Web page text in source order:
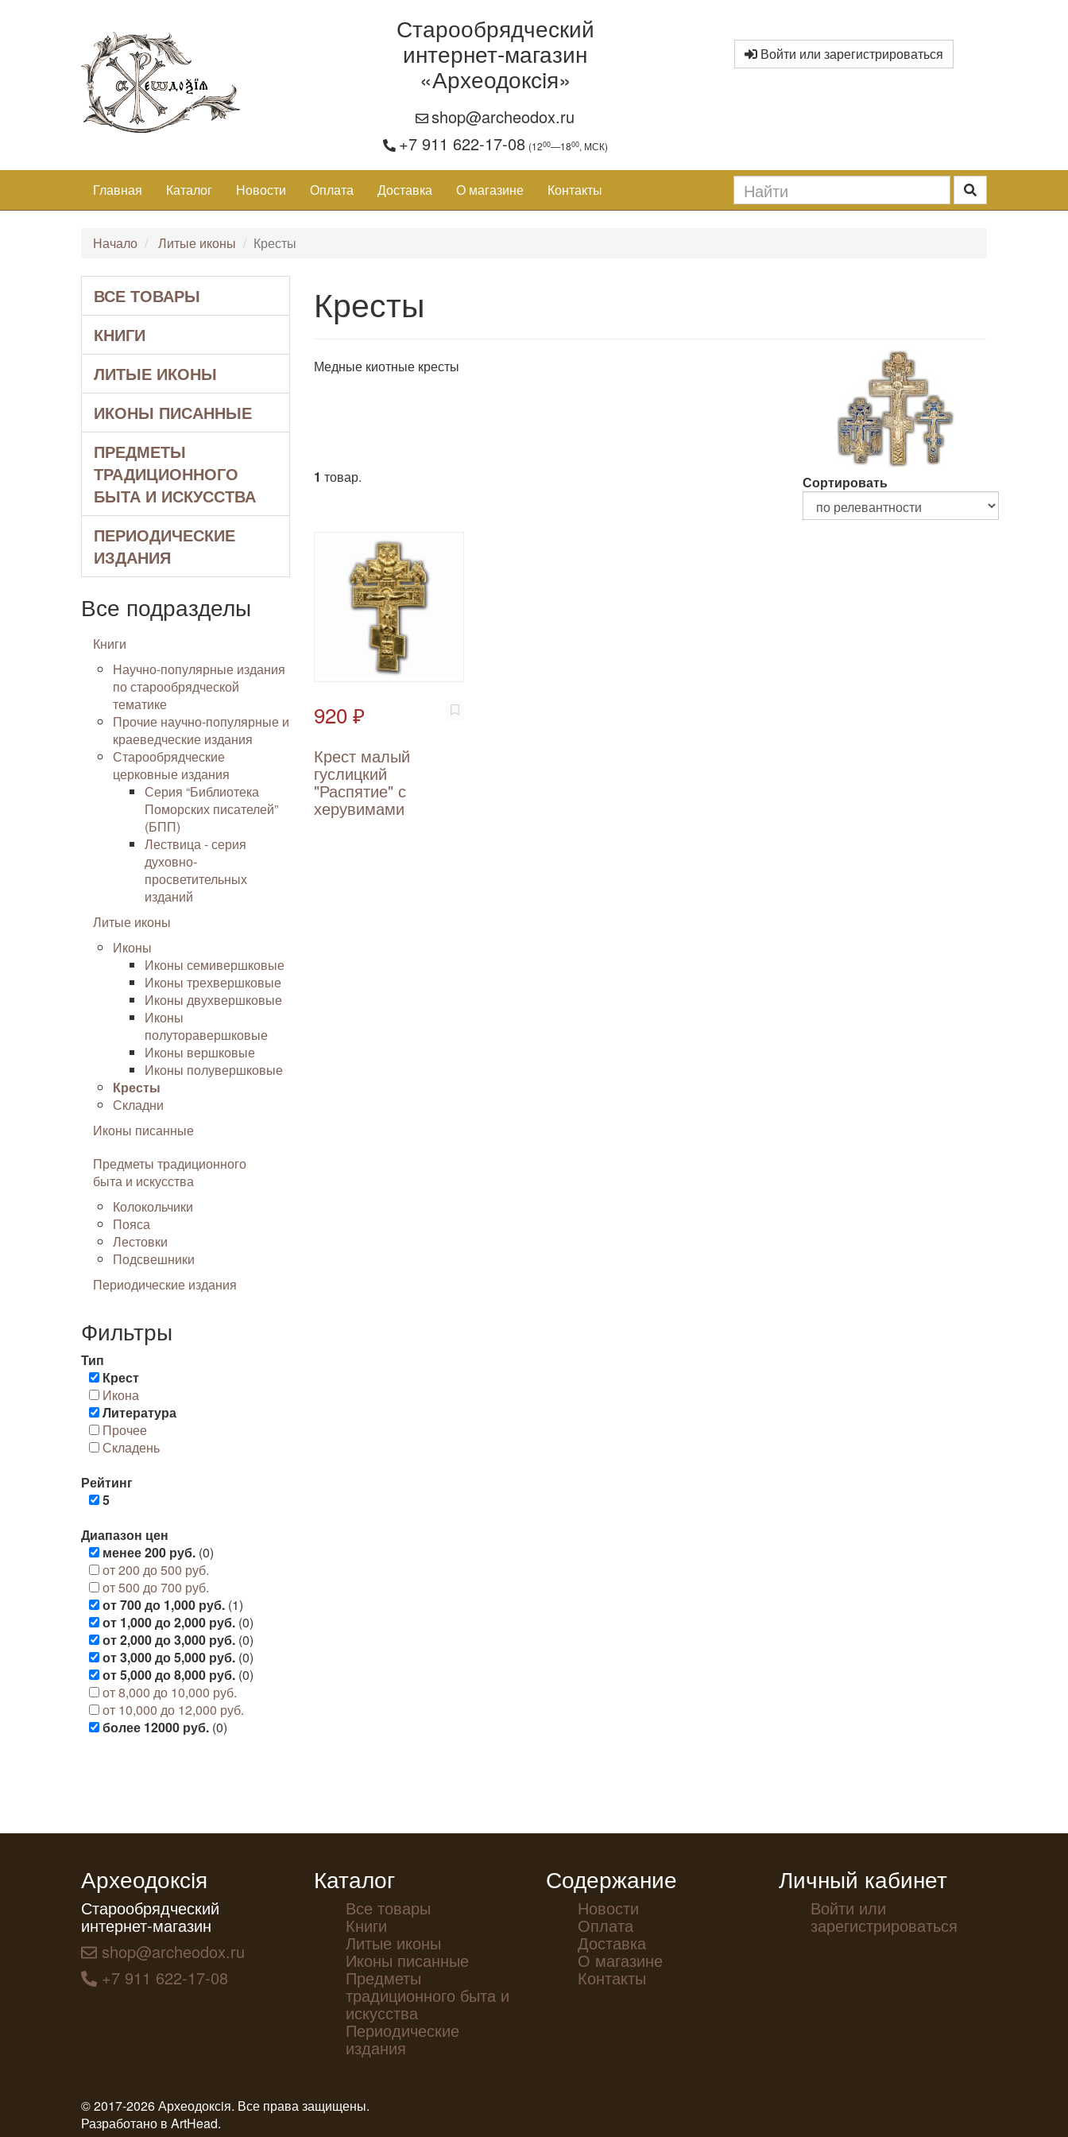
Старообрядческий
интернет-магазин
«Археодоксiя»
shop@archeodox.ru
+7 911 622-17-08 (1200—1800, МСК)
Войти или зарегистрироваться
Главная Каталог Новости Оплата Доставка О магазине Контакты
Начало Литые иконы Кресты
ВСЕ ТОВАРЫ
КНИГИ
ЛИТЫЕ ИКОНЫ
ИКОНЫ ПИСАННЫЕ
ПРЕДМЕТЫ
ТРАДИЦИОННОГО
БЫТА И ИСКУССТВА
ПЕРИОДИЧЕСКИЕ
ИЗДАНИЯ
Все подразделы
Книги
Научно-популярные издания
по старообрядческой
тематике
Прочие научно-популярные и
краеведческие издания
Старообрядческие
церковные издания
Серия “Библиотека
Поморских писателей”
(БПП)
Лествица - серия
духовно-
просветительных
изданий
Литые иконы
Иконы
Иконы семивершковые
Иконы трехвершковые
Иконы двухвершковые
Иконы
полуторавершковые
Иконы вершковые
Иконы полувершковые
Кресты
Складни
Иконы писанные
Предметы традиционного
быта и искусства
Колокольчики
Пояса
Лестовки
Подсвешники
Периодические издания
Фильтры
Тип
Крест
Икона
Литература
Прочее
Складень
Рейтинг
5
Диапазон цен
менее 200 руб. (0)
от 200 до 500 руб.
от 500 до 700 руб.
от 700 до 1,000 руб. (1)
от 1,000 до 2,000 руб. (0)
от 2,000 до 3,000 руб. (0)
от 3,000 до 5,000 руб. (0)
от 5,000 до 8,000 руб. (0)
от 8,000 до 10,000 руб.
от 10,000 до 12,000 руб.
более 12000 руб. (0)
Кресты
Медные киотные кресты
1 товар. Сортировать
920 ₽
Крест малый
гуслицкий
"Распятие" с
херувимами
Археодоксiя
Старообрядческий
интернет-магазин
shop@archeodox.ru
+7 911 622-17-08
Каталог
Все товары
Книги
Литые иконы
Иконы писанные
Предметы
традиционного быта и
искусства
Периодические
издания
Содержание
Новости
Оплата
Доставка
О магазине
Контакты
Личный кабинет
Войти или
зарегистрироваться
© 2017-2026 Археодоксiя. Все права защищены.
Разработано в ArtHead.